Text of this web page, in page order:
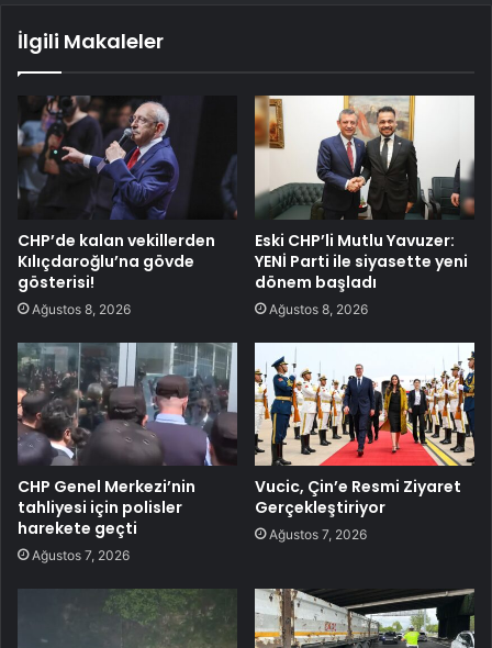
İlgili Makaleler
CHP’de kalan vekillerden
Kılıçdaroğlu’na gövde
gösterisi!
Ağustos 8, 2026
Eski CHP’li Mutlu Yavuzer:
YENİ Parti ile siyasette yeni
dönem başladı
Ağustos 8, 2026
CHP Genel Merkezi’nin
tahliyesi için polisler
harekete geçti
Ağustos 7, 2026
Vucic, Çin’e Resmi Ziyaret
Gerçekleştiriyor
Ağustos 7, 2026